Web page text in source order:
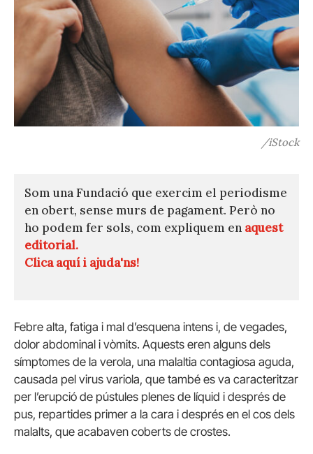
/iStock
Som una Fundació que exercim el periodisme
en obert, sense murs de pagament. Però no
ho podem fer sols, com expliquem en aquest
editorial.
Clica aquí i ajuda'ns!
Febre alta, fatiga i mal d’esquena intens i, de vegades,
dolor abdominal i vòmits. Aquests eren alguns dels
símptomes de la verola, una malaltia contagiosa aguda,
causada pel virus variola, que també es va caracteritzar
per l’erupció de pústules plenes de líquid i després de
pus, repartides primer a la cara i després en el cos dels
malalts, que acabaven coberts de crostes.